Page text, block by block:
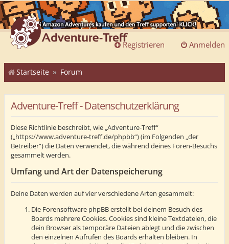
Anmelden
Registrieren
Startseite Forum
Adventure-Treff - Datenschutzerklärung
Diese Richtlinie beschreibt, wie „Adventure-Treff“
(„https://www.adventure-treff.de/phpbb“) (im Folgenden „der
Betreiber“) die Daten verwendet, die während deines Foren-Besuchs
gesammelt werden.
Umfang und Art der Datenspeicherung
Deine Daten werden auf vier verschiedene Arten gesammelt:
Die Forensoftware phpBB erstellt bei deinem Besuch des
Boards mehrere Cookies. Cookies sind kleine Textdateien, die
dein Browser als temporäre Dateien ablegt und die zwischen
den einzelnen Aufrufen des Boards erhalten bleiben. In